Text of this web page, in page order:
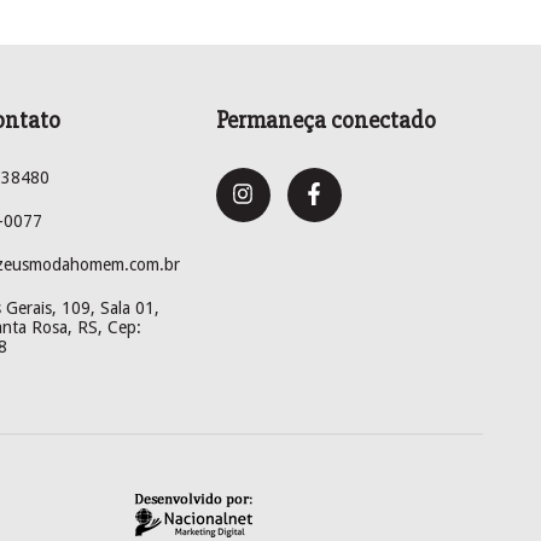
Gerais, 109, Sala 01,
Rosa, RS, Cep:
Permaneça conectado